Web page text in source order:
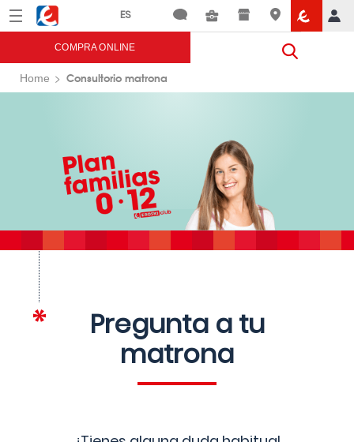
Menú Eroski
COMPRA ONLINE
Home Consultorio matrona
Pregunta a tu
matrona